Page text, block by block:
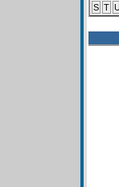
S T U